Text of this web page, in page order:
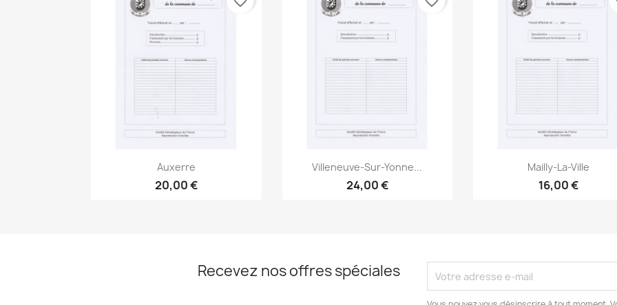
Aperçu rapide
Auxerre
20,00 €
Aperçu rapide
Villeneuve-Sur-Yonne...
24,00 €
Aperçu rapide
Mailly-La-Ville
16,00 €
Recevez nos offres spéciales